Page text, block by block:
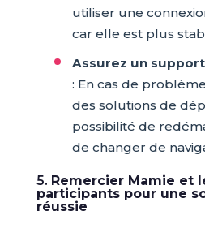
utiliser une
car elle est plus
Assurez un
: En cas de
des solutions de
possibilité de
de changer de
5. Remercier Mamie et
participants pour une
réussie